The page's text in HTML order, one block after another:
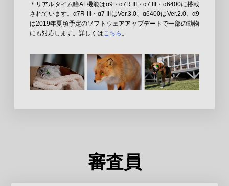
＊リアルタイム瞳AF機能はα9・α7R III・α7 III・α6400に搭載
されています。α7R III・α7 IIIはVer.3.0、α6400はVer.2.0、α9
は2019年夏頃予定のソフトウェアアップデートで一部の動物
にも対応します。詳しくはこちら 。
審査員